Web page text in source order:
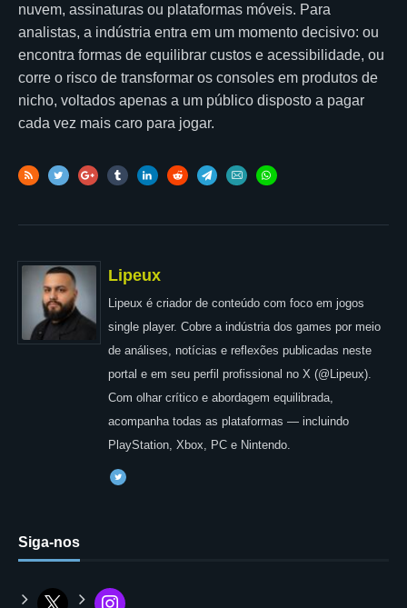
nuvem, assinaturas ou plataformas móveis. Para
analistas, a indústria entra em um momento decisivo: ou
encontra formas de equilibrar custos e acessibilidade, ou
corre o risco de transformar os consoles em produtos de
nicho, voltados apenas a um público disposto a pagar
cada vez mais caro para jogar.
Lipeux
Lipeux é criador de conteúdo com foco em jogos
single player. Cobre a indústria dos games por meio
de análises, notícias e reflexões publicadas neste
portal e em seu perfil profissional no X (@Lipeux).
Com olhar crítico e abordagem equilibrada,
acompanha todas as plataformas — incluindo
PlayStation, Xbox, PC e Nintendo.
Siga-nos